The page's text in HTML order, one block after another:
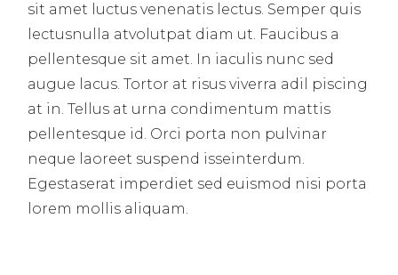
sit amet luctus venenatis lectus. Semper quis
lectusnulla atvolutpat diam ut. Faucibus a
pellentesque sit amet. In iaculis nunc sed
augue lacus. Tortor at risus viverra adil piscing
at in. Tellus at urna condimentum mattis
pellentesque id. Orci porta non pulvinar
neque laoreet suspend isseinterdum.
Egestaserat imperdiet sed euismod nisi porta
lorem mollis aliquam.